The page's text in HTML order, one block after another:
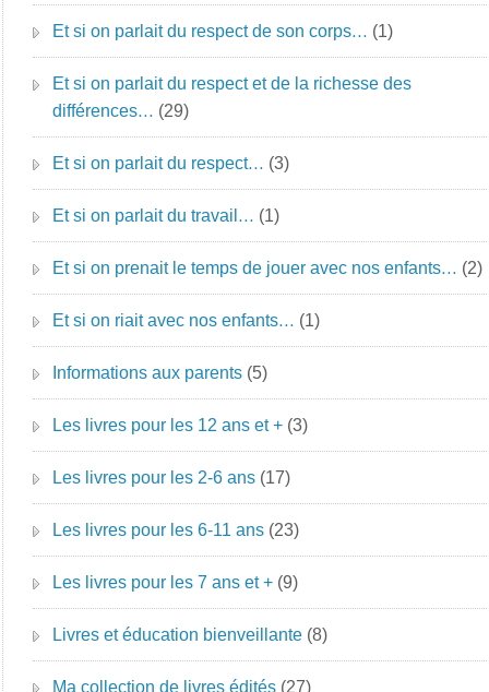
Et si on parlait du respect de son corps… (1)
Et si on parlait du respect et de la richesse des
différences… (29)
Et si on parlait du respect… (3)
Et si on parlait du travail… (1)
Et si on prenait le temps de jouer avec nos enfants… (2)
Et si on riait avec nos enfants… (1)
Informations aux parents (5)
Les livres pour les 12 ans et + (3)
Les livres pour les 2-6 ans (17)
Les livres pour les 6-11 ans (23)
Les livres pour les 7 ans et + (9)
Livres et éducation bienveillante (8)
Ma collection de livres édités (27)